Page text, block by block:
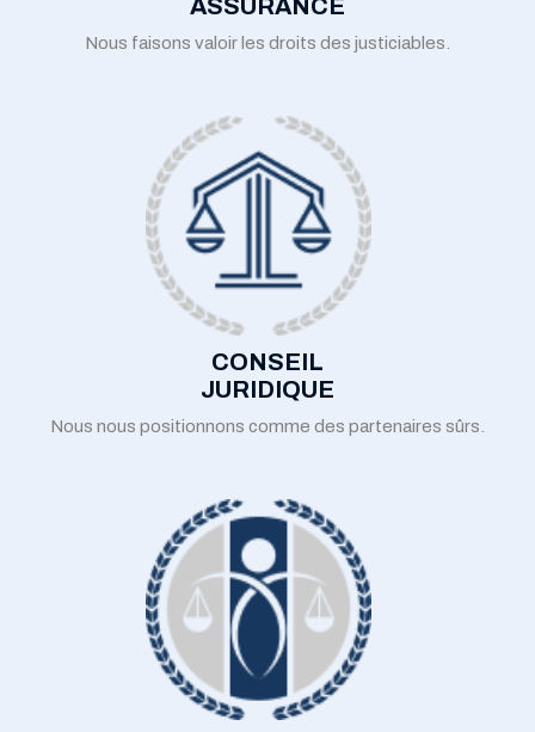
ASSURANCE
Nous faisons valoir les droits des justiciables.
CONSEIL
JURIDIQUE
Nous nous positionnons comme des partenaires sûrs.